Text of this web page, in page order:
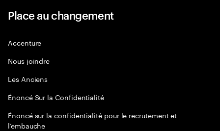
Place au changement
Accenture
Nous joindre
Les Anciens
Énoncé Sur la Confidentialité
Énoncé sur la confidentialité pour le recrutement et
l’embauche